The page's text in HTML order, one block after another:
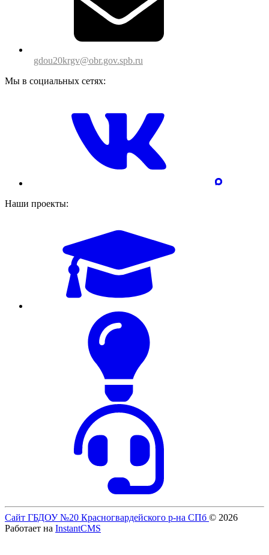
gdou20krgv@obr.gov.spb.ru
Мы в социальных сетях:
Наши проекты:
Сайт ГБДОУ №20 Красногвардейского р-на СПб © 2026
Работает на InstantCMS